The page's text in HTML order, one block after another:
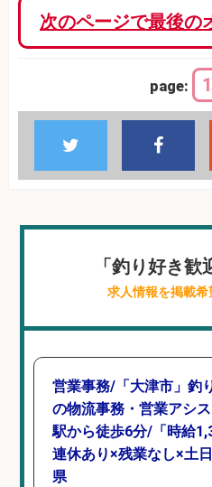
次のページで最後の
page: 1
「釣り好き
求人情報を掲載
営業事務/「大津市」釣
の物流事務・営業アシ
駅から徒歩6分/「時給
連休あり×残業なし×土
県